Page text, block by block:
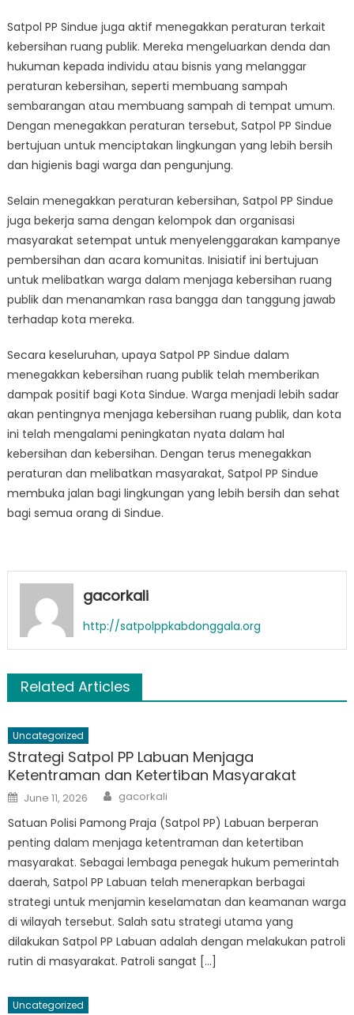
Satpol PP Sindue juga aktif menegakkan peraturan terkait
kebersihan ruang publik. Mereka mengeluarkan denda dan
hukuman kepada individu atau bisnis yang melanggar
peraturan kebersihan, seperti membuang sampah
sembarangan atau membuang sampah di tempat umum.
Dengan menegakkan peraturan tersebut, Satpol PP Sindue
bertujuan untuk menciptakan lingkungan yang lebih bersih
dan higienis bagi warga dan pengunjung.
Selain menegakkan peraturan kebersihan, Satpol PP Sindue
juga bekerja sama dengan kelompok dan organisasi
masyarakat setempat untuk menyelenggarakan kampanye
pembersihan dan acara komunitas. Inisiatif ini bertujuan
untuk melibatkan warga dalam menjaga kebersihan ruang
publik dan menanamkan rasa bangga dan tanggung jawab
terhadap kota mereka.
Secara keseluruhan, upaya Satpol PP Sindue dalam
menegakkan kebersihan ruang publik telah memberikan
dampak positif bagi Kota Sindue. Warga menjadi lebih sadar
akan pentingnya menjaga kebersihan ruang publik, dan kota
ini telah mengalami peningkatan nyata dalam hal
kebersihan dan kebersihan. Dengan terus menegakkan
peraturan dan melibatkan masyarakat, Satpol PP Sindue
membuka jalan bagi lingkungan yang lebih bersih dan sehat
bagi semua orang di Sindue.
gacorkali
http://satpolppkabdonggala.org
Related Articles
Uncategorized
Strategi Satpol PP Labuan Menjaga
Ketentraman dan Ketertiban Masyarakat
Posted
on
June 11, 2026 Author
gacorkali
Satuan Polisi Pamong Praja (Satpol PP) Labuan berperan
penting dalam menjaga ketentraman dan ketertiban
masyarakat. Sebagai lembaga penegak hukum pemerintah
daerah, Satpol PP Labuan telah menerapkan berbagai
strategi untuk menjamin keselamatan dan keamanan warga
di wilayah tersebut. Salah satu strategi utama yang
dilakukan Satpol PP Labuan adalah dengan melakukan patroli
rutin di masyarakat. Patroli sangat […]
Uncategorized